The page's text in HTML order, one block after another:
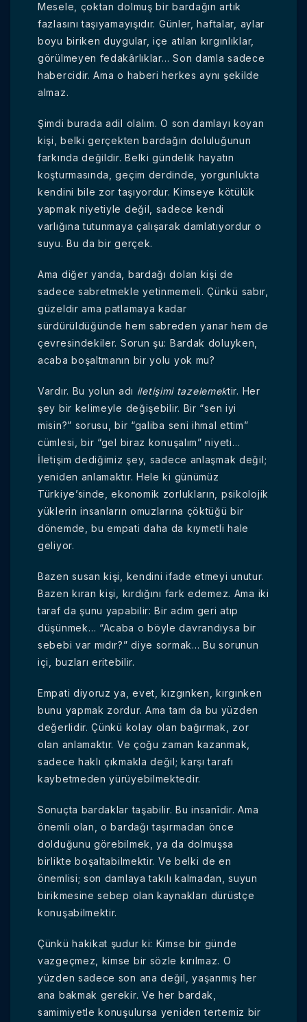
Mesele, çoktan dolmuş bir bardağın artık
fazlasını taşıyamayışıdır. Günler, haftalar, aylar
boyu biriken duygular, içe atılan kırgınlıklar,
görülmeyen fedakârlıklar… Son damla sadece
habercidir. Ama o haberi herkes aynı şekilde
almaz.
Şimdi burada adil olalım. O son damlayı koyan
kişi, belki gerçekten bardağın doluluğunun
farkında değildir. Belki gündelik hayatın
koşturmasında, geçim derdinde, yorgunlukta
kendini bile zor taşıyordur. Kimseye kötülük
yapmak niyetiyle değil, sadece kendi
varlığına tutunmaya çalışarak damlatıyordur o
suyu. Bu da bir gerçek.
Ama diğer yanda, bardağı dolan kişi de
sadece sabretmekle yetinmemeli. Çünkü sabır,
güzeldir ama patlamaya kadar
sürdürüldüğünde hem sabreden yanar hem de
çevresindekiler. Sorun şu: Bardak doluyken,
acaba boşaltmanın bir yolu yok mu?
Vardır. Bu yolun adı iletişimi tazelemektir. Her
şey bir kelimeyle değişebilir. Bir “sen iyi
misin?” sorusu, bir “galiba seni ihmal ettim”
cümlesi, bir “gel biraz konuşalım” niyeti…
İletişim dediğimiz şey, sadece anlaşmak değil;
yeniden anlamaktır. Hele ki günümüz
Türkiye’sinde, ekonomik zorlukların, psikolojik
yüklerin insanların omuzlarına çöktüğü bir
dönemde, bu empati daha da kıymetli hale
geliyor.
Bazen susan kişi, kendini ifade etmeyi unutur.
Bazen kıran kişi, kırdığını fark edemez. Ama iki
taraf da şunu yapabilir: Bir adım geri atıp
düşünmek… “Acaba o böyle davrandıysa bir
sebebi var mıdır?” diye sormak… Bu sorunun
içi, buzları eritebilir.
Empati diyoruz ya, evet, kızgınken, kırgınken
bunu yapmak zordur. Ama tam da bu yüzden
değerlidir. Çünkü kolay olan bağırmak, zor
olan anlamaktır. Ve çoğu zaman kazanmak,
sadece haklı çıkmakla değil; karşı tarafı
kaybetmeden yürüyebilmektedir.
Sonuçta bardaklar taşabilir. Bu insanîdir. Ama
önemli olan, o bardağı taşırmadan önce
dolduğunu görebilmek, ya da dolmuşsa
birlikte boşaltabilmektir. Ve belki de en
önemlisi; son damlaya takılı kalmadan, suyun
birikmesine sebep olan kaynakları dürüstçe
konuşabilmektir.
Çünkü hakikat şudur ki: Kimse bir günde
vazgeçmez, kimse bir sözle kırılmaz. O
yüzden sadece son ana değil, yaşanmış her
ana bakmak gerekir. Ve her bardak,
samimiyetle konuşulursa yeniden tertemiz bir